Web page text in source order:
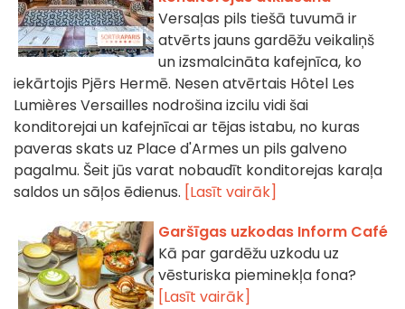
Versaļas pils tiešā tuvumā ir
atvērts jauns gardēžu veikaliņš
un izsmalcināta kafejnīca, ko
iekārtojis Pjērs Hermē. Nesen atvērtais Hôtel Les
Lumières Versailles nodrošina izcilu vidi šai
konditorejai un kafejnīcai ar tējas istabu, no kuras
paveras skats uz Place d'Armes un pils galveno
pagalmu. Šeit jūs varat nobaudīt konditorejas karaļa
saldos un sāļos ēdienus. [Lasīt vairāk]
Garšīgas uzkodas Inform Café
Kā par gardēžu uzkodu uz
vēsturiska pieminekļa fona?
[Lasīt vairāk]